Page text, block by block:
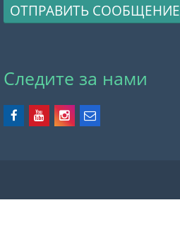
ОТПРАВИТЬ СООБЩЕНИЕ
Следите за нами